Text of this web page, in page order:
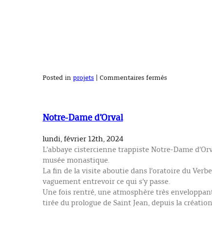
Posted in projets Commentaires ferméssur
Saint
Jean
Notre-Dame d’Orval
lundi, février 12th, 2024
L’abbaye cistercienne trappiste Notre-Dame
musée monastique.
La fin de la visite aboutie dans l’oratoire du
vaguement entrevoir ce qui s’y passe.
Une fois rentré, une atmosphère très
tirée du prologue de Saint Jean, depuis la